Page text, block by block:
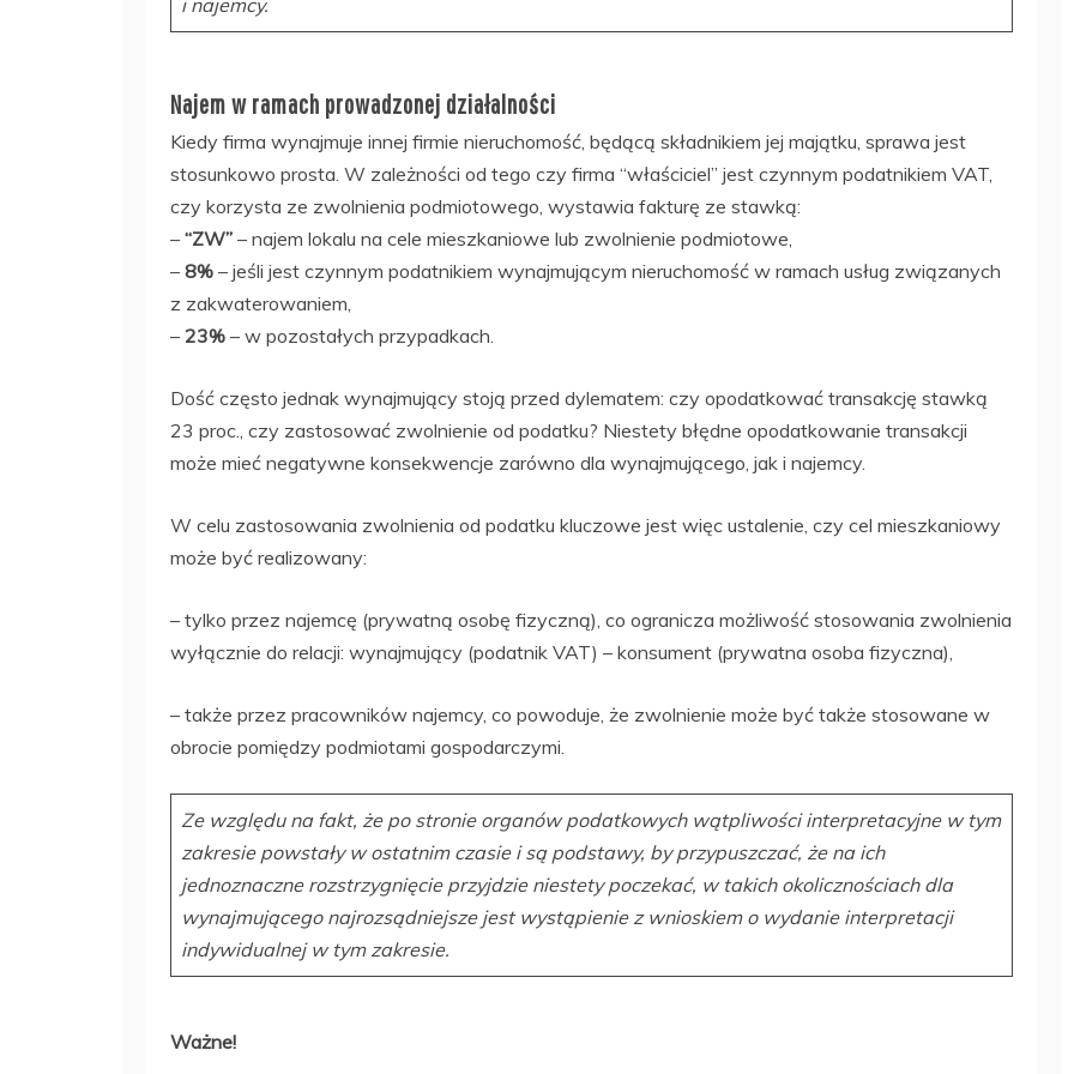
i najemcy.
Najem w ramach prowadzonej działalności
Kiedy firma wynajmuje innej firmie nieruchomość, będącą składnikiem jej majątku, sprawa jest
stosunkowo prosta. W zależności od tego czy firma “właściciel” jest czynnym podatnikiem VAT,
czy korzysta ze zwolnienia podmiotowego, wystawia fakturę ze stawką:
– “ZW” – najem lokalu na cele mieszkaniowe lub zwolnienie podmiotowe,
– 8% – jeśli jest czynnym podatnikiem wynajmującym nieruchomość w ramach usług związanych
z zakwaterowaniem,
– 23% – w pozostałych przypadkach.
Dość często jednak wynajmujący stoją przed dylematem: czy opodatkować transakcję stawką
23 proc., czy zastosować zwolnienie od podatku? Niestety błędne opodatkowanie transakcji
może mieć negatywne konsekwencje zarówno dla wynajmującego, jak i najemcy.
W celu zastosowania zwolnienia od podatku kluczowe jest więc ustalenie, czy cel mieszkaniowy
może być realizowany:
– tylko przez najemcę (prywatną osobę fizyczną), co ogranicza możliwość stosowania zwolnienia
wyłącznie do relacji: wynajmujący (podatnik VAT) – konsument (prywatna osoba fizyczna),
– także przez pracowników najemcy, co powoduje, że zwolnienie może być także stosowane w
obrocie pomiędzy podmiotami gospodarczymi.
Ze względu na fakt, że po stronie organów podatkowych wątpliwości interpretacyjne w tym
zakresie powstały w ostatnim czasie i są podstawy, by przypuszczać, że na ich
jednoznaczne rozstrzygnięcie przyjdzie niestety poczekać, w takich okolicznościach dla
wynajmującego najrozsądniejsze jest wystąpienie z wnioskiem o wydanie interpretacji
indywidualnej w tym zakresie.
Ważne!